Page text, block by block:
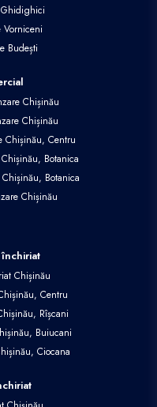
Vorniceni
Budești
Chișinău
Chișinău
Chișinău, Centru
Botanica
Botanica
Chișinău
Chișinău
Centru
Rîșcani
Buiucani
Ciocana